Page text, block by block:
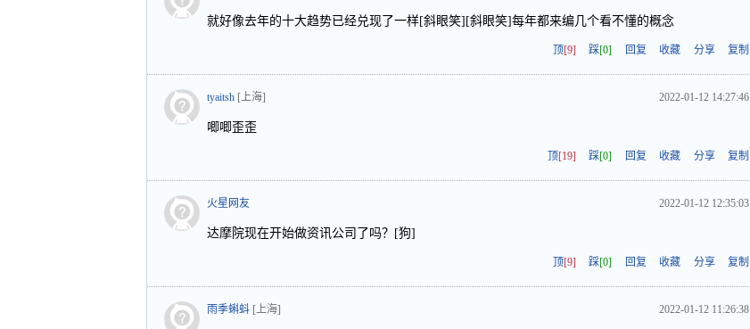
就好像去年的十大趋势已经兑现了一样[斜眼笑][斜眼笑]每年都来编几个看不懂的概念
顶[9] 踩[0] 回复 收藏 分享 复制
tyaitsh [上海] 2022-01-12 14:27:46
唧唧歪歪
顶[19] 踩[0] 回复 收藏 分享 复制
火星网友 2022-01-12 12:35:03
达摩院现在开始做资讯公司了吗？[狗]
顶[9] 踩[0] 回复 收藏 分享 复制
雨季蝌蚪 [上海] 2022-01-12 11:26:38